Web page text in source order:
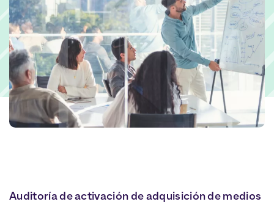
Auditoría de activación de adquisición de medios